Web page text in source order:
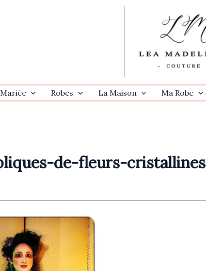
Robes La Maison Ma Robe
de-fleurs-cristallines